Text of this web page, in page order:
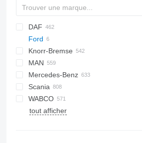
DAF
CF
LF
XF
XG
Ford
Cargo
F-MAX
F-MAX 500
EuroCargo
EuroStar
Eurotech
Eurotrakker
S-Way
Stralis
Knorr-Bremse
MAN
F90
L2000
LE
Lion's series
Mercedes-Benz
A-Class
Actros
Antos
D-series
K-series
Kerax
Scania
G-series
K-series
B-series
EC
WABCO
tout afficher